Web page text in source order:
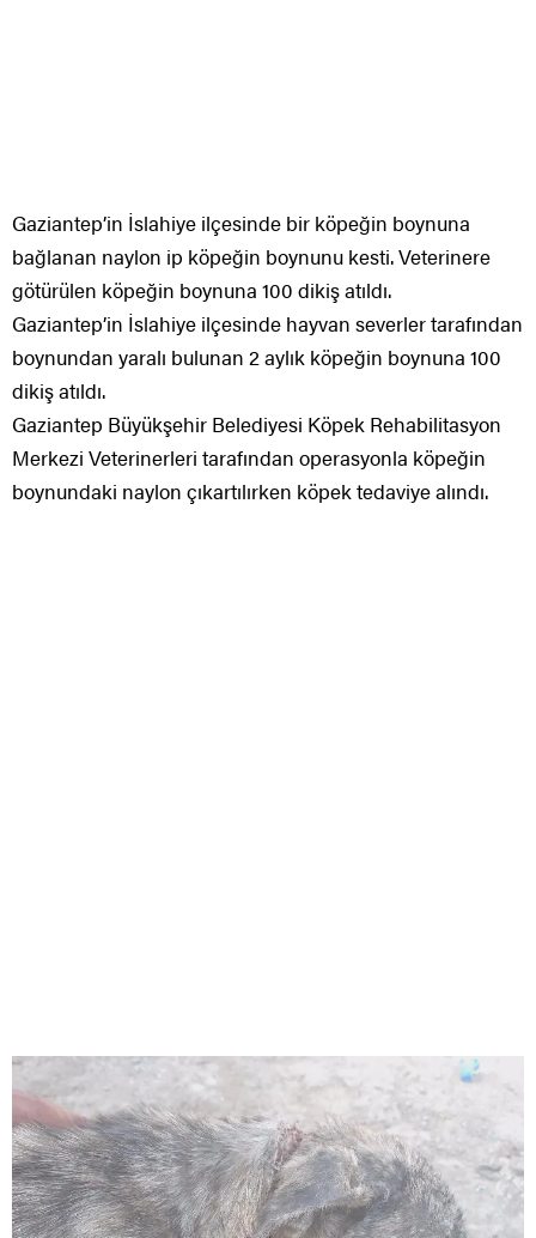
Gaziantep’in İslahiye ilçesinde bir köpeğin boynuna
bağlanan naylon ip köpeğin boynunu kesti. Veterinere
götürülen köpeğin boynuna 100 dikiş atıldı.
Gaziantep’in İslahiye ilçesinde hayvan severler tarafından
boynundan yaralı bulunan 2 aylık köpeğin boynuna 100
dikiş atıldı.
Gaziantep Büyükşehir Belediyesi Köpek Rehabilitasyon
Merkezi Veterinerleri tarafından operasyonla köpeğin
boynundaki naylon çıkartılırken köpek tedaviye alındı.